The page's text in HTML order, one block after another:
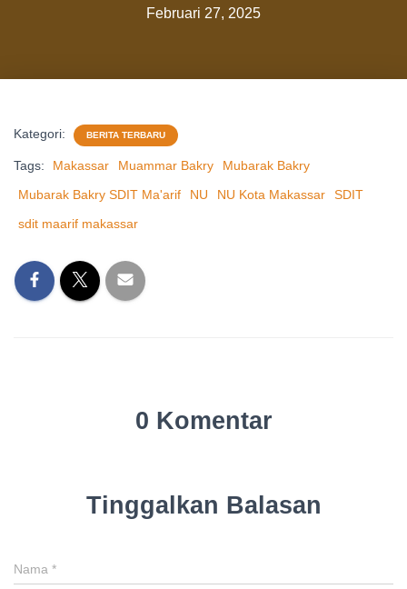
Februari 27, 2025
Kategori: BERITA TERBARU
Tags: Makassar Muammar Bakry
Mubarak Bakry
Mubarak Bakry SDIT Ma'arif
NU NU Kota Makassar
SDIT
sdit maarif makassar
0 Komentar
Tinggalkan Balasan
Nama *